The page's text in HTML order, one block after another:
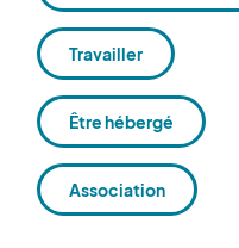
Travailler
Être hébergé
Association